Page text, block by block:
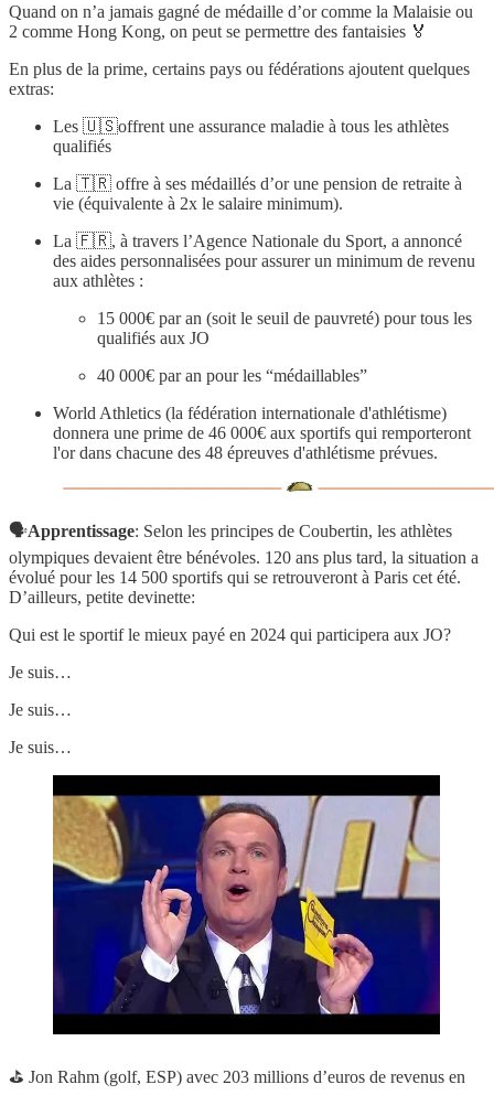
Quand on n’a jamais gagné de médaille d’or comme la Malaisie ou
2 comme Hong Kong, on peut se permettre des fantaisies 🏅
En plus de la prime, certains pays ou fédérations ajoutent quelques
extras:
Les 🇺🇸offrent une assurance maladie à tous les athlètes
qualifiés
La 🇹🇷 offre à ses médaillés d’or une pension de retraite à
vie (équivalente à 2x le salaire minimum).
La 🇫🇷, à travers l’Agence Nationale du Sport, a annoncé
des aides personnalisées pour assurer un minimum de revenu
aux athlètes :
15 000€ par an (soit le seuil de pauvreté) pour tous les
qualifiés aux JO
40 000€ par an pour les “médaillables”
World Athletics (la fédération internationale d'athlétisme)
donnera une prime de 46 000€ aux sportifs qui remporteront
l'or dans chacune des 48 épreuves d'athlétisme prévues.
🗣️Apprentissage: Selon les principes de Coubertin, les athlètes
olympiques devaient être bénévoles. 120 ans plus tard, la situation a
évolué pour les 14 500 sportifs qui se retrouveront à Paris cet été.
D’ailleurs, petite devinette:
Qui est le sportif le mieux payé en 2024 qui participera aux JO?
Je suis…
Je suis…
Je suis…
⛳️ Jon Rahm (golf, ESP) avec 203 millions d’euros de revenus en